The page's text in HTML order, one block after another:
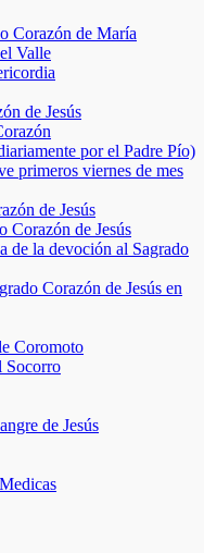
Corazón de María
Valle
de Jesús
por el Padre Pío)
primeros viernes de mes
de Jesús
Corazón de Jesús
de la devoción al Sagrado
Corazón de Jesús en
Coromoto
Socorro
de Jesús